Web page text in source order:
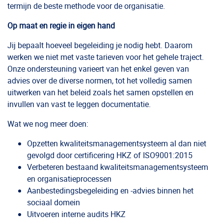
termijn de beste methode voor de organisatie.
Op maat en regie in eigen hand
Jij bepaalt hoeveel begeleiding je nodig hebt. Daarom
werken we niet met vaste tarieven voor het gehele traject.
Onze ondersteuning varieert van het enkel geven van
advies over de diverse normen, tot het volledig samen
uitwerken van het beleid zoals het samen opstellen en
invullen van vast te leggen documentatie.
Wat we nog meer doen:
Opzetten kwaliteitsmanagementsysteem al dan niet
gevolgd door certificering HKZ of ISO9001:2015
Verbeteren bestaand kwaliteitsmanagementsysteem
en organisatieprocessen
Aanbestedingsbegeleiding en -advies binnen het
sociaal domein
Uitvoeren interne audits HKZ